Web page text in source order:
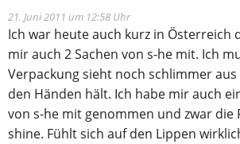
21. Juni 2011 um 12:58 Uhr
Ich war heute auch kurz in Österreich
mir auch 2 Sachen von s-he mit. Ich
Verpackung sieht noch schlimmer
den Händen hält. Ich habe mir auch
von s-he mit genommen und zwar die
shine. Fühlt sich auf den Lippen